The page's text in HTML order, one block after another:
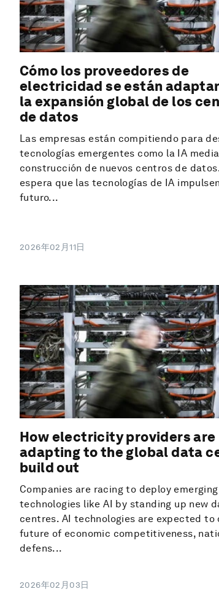
Cómo los proveedores de
electricidad se están
la expansión global de los
de datos
Las empresas están compitiendo para
tecnologías emergentes como la IA
construcción de nuevos centros de
espera que las tecnologías de IA
futuro...
2026年02月11日
How electricity providers are
adapting to the global data
build out
Companies are racing to deploy emerging
technologies like AI by standing up new
centres. AI technologies are expected to
future of economic competitiveness,
defens...
2026年02月03日